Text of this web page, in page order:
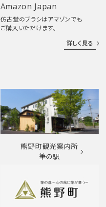
Amazon Japan
仿古堂のブラシはアマゾンでも
ご購入いただけます。
詳しく見る
熊野町観光案内所
筆の駅